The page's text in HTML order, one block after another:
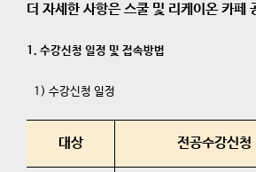
더 자세한 사항은 스쿨 및 리케이온 카페
1. 수강신청 일정 및 접속방법
1) 수강신청 일정
대상 전공수강신청